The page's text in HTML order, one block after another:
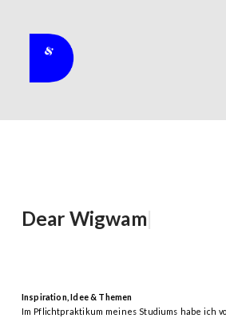
Dear Wigwam|
Inspiration, Idee & Themen
Im Pflichtpraktikum meines Studiums habe ich